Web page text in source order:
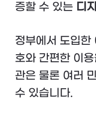
증할 수 있는 디
정부에서 도입한
호와 간편한 이
관은 물론 여러
수 있습니다.